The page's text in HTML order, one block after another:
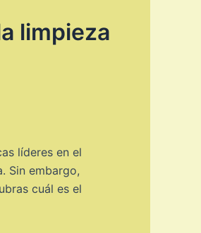
limpieza
líderes en el
Sin embargo,
cuál es el